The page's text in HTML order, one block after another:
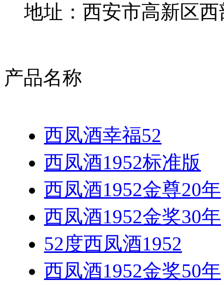
地址：西安市高新区西
产品名称
西凤酒幸福52
西凤酒1952标准版
西凤酒1952金尊20年
西凤酒1952金奖30年
52度西凤酒1952
西凤酒1952金奖50年